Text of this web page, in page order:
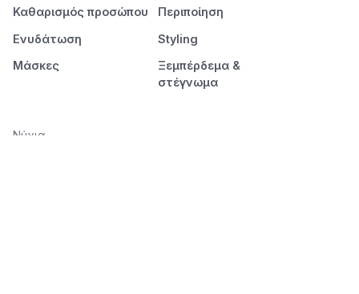
Καθαρισμός προσώπου
Ενυδάτωση
Μάσκες
Περιποίηση
Styling
Ξεμπέρδεμα &
στέγνωμα
Νύχια